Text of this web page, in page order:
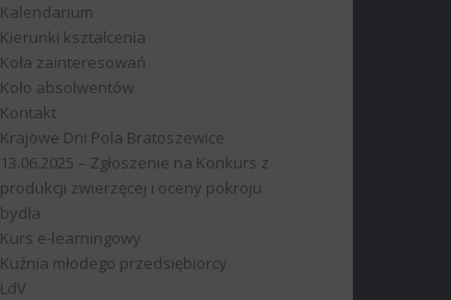
Kalendarium
Kierunki kształcenia
Koła zainteresowań
Koło absolwentów
Kontakt
Krajowe Dni Pola Bratoszewice
13.06.2025 – Zgłoszenie na Konkurs z
produkcji zwierzęcej i oceny pokroju
bydła
Kurs e-learningowy
Kuźnia młodego przedsiębiorcy
LdV